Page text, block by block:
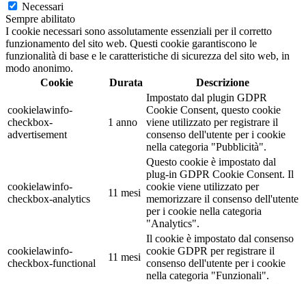
Necessari
Sempre abilitato
I cookie necessari sono assolutamente essenziali per il corretto
funzionamento del sito web. Questi cookie garantiscono le
funzionalità di base e le caratteristiche di sicurezza del sito web, in
modo anonimo.
Cookie
Durata Descrizione
cookielawinfo-
checkbox-
advertisement
1 anno
Impostato dal plugin GDPR
Cookie Consent, questo cookie
viene utilizzato per registrare il
consenso dell'utente per i cookie
nella categoria "Pubblicità".
cookielawinfo-
checkbox-analytics
11 mesi
Questo cookie è impostato dal
plug-in GDPR Cookie Consent. Il
cookie viene utilizzato per
memorizzare il consenso dell'utente
per i cookie nella categoria
"Analytics".
cookielawinfo-
checkbox-functional
11 mesi
Il cookie è impostato dal consenso
cookie GDPR per registrare il
consenso dell'utente per i cookie
nella categoria "Funzionali".